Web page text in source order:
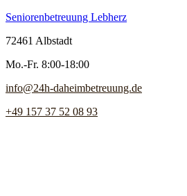
Seniorenbetreuung Lebherz
72461 Albstadt
Mo.-Fr. 8:00-18:00
info@24h-daheimbetreuung.de
+49 157 37 52 08 93